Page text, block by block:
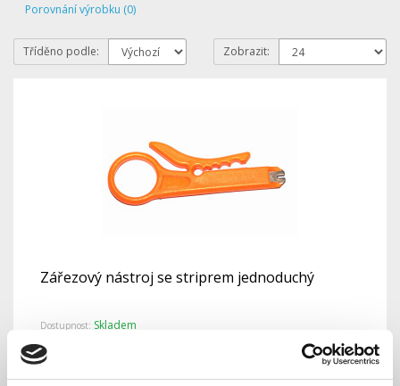
Porovnání výrobku (0)
Tříděno podle: Zobrazit:
Zářezový nástroj se striprem jednoduchý
Dostupnost: Skladem
22 Kč